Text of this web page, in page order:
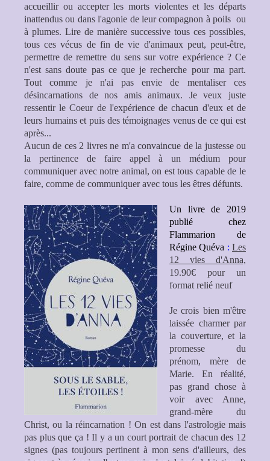
accueillir ou accepter les morts violentes et les départs
inattendus ou dans l'agonie de leur compagnon à poils ou
à plumes. Lire de manière successive tous ces possibles,
tous ces vécus de fin de vie d'animaux peut, peut-être,
permettre de remettre du sens sur votre expérience ? Ce
n'est sans doute pas ce que je recherche pour ma part.
Tout comme je n'ai pas envie de mentaliser ces
désincarnations de nos amis animaux. Je veux juste
ressentir le Coeur de l'expérience de chacun d'eux et de
leurs humains et puis des témoignages venus de ce qui est
après...
Aucun de ces 2 livres ne m'a convaincue de la justesse ou
la pertinence de faire appel à un médium pour
communiquer avec notre animal, on est tous capable de le
faire, comme de communiquer avec tous les êtres défunts.
Un livre de 2019
publié chez
Flammarion de
Régine Quéva : Les
12 vies d'Anna,
19.90€ pour un
format relié neuf
Je crois bien m'être
laissée charmer par
la couverture, et la
promesse du
prénom, mère de
Marie. En réalité,
pas grand chose à
voir avec Anne,
grand-mère du
Christ, ou la réincarnation ! On est dans l'astrologie mais
pas plus que ça ! Il y a un court portrait de chacun des 12
signes (pas toujours pertinent à mon sens d'ailleurs, des